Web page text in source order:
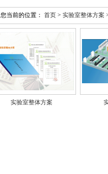
您当前的位置： 首页> 实验室整体方案
实验室整体方案